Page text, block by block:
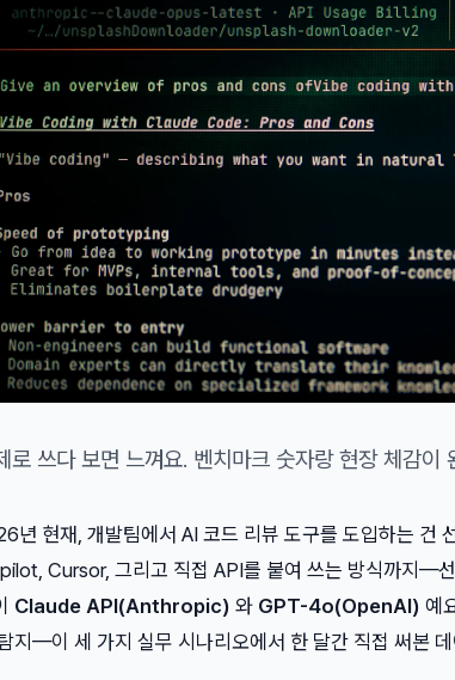
로 쓰다 보면 느껴요. 벤치마크 숫자랑 현장 체감이
년 현재, 개발팀에서 AI 코드 리뷰 도구를 도입하는 건
Cursor, 그리고 직접 API를 붙여 쓰는 방식까지—
Claude API(Anthropic) 와 GPT-4o(OpenAI) 예
지—이 세 가지 실무 시나리오에서 한 달간 직접 써본